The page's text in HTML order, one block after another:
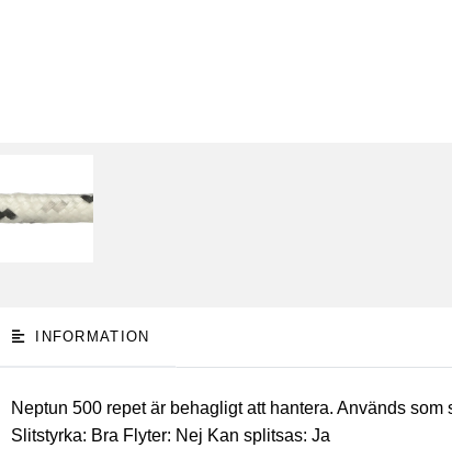
INFORMATION
Neptun 500 repet är behagligt att hantera. Används
Slitstyrka: Bra Flyter: Nej Kan splitsas: Ja